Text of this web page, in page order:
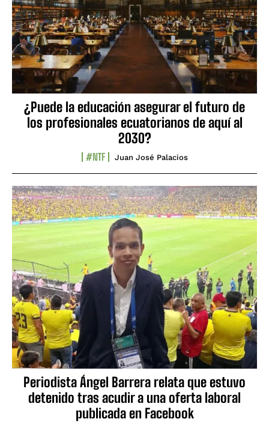
¿Puede la educación asegurar el futuro de
los profesionales ecuatorianos de aquí al
2030?
#NTF Juan José Palacios
Periodista Ángel Barrera relata que estuvo
detenido tras acudir a una oferta laboral
publicada en Facebook